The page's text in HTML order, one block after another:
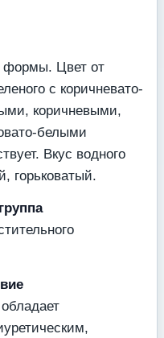
формы. Цвет от
с коричневато-
коричневыми,
белыми
Вкус водного
горьковатый.